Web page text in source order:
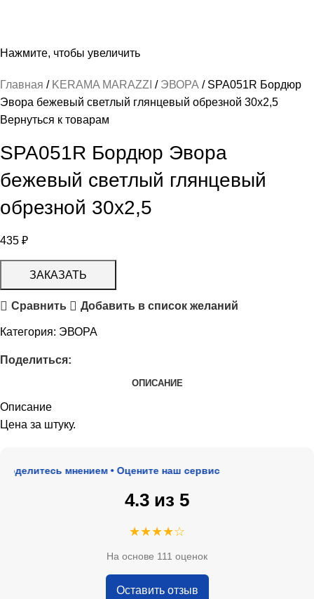
Нажмите, чтобы увеличить
Главная KERAMA MARAZZI ЭВОРА
SPA051R Бордюр
Эвора бежевый светлый глянцевый обрезной 30х2,5
Вернуться к товарам
SPA051R Бордюр Эвора
бежевый светлый глянцевый
обрезной 30х2,5
435 ₽
ЗАКАЗАТЬ
Сравнить Добавить в список желаний
Категория: ЭВОРА
Поделиться:
ОПИСАНИЕ
Описание
Цена за штуку.
мнением • Оцените наш сервис
4.3 из 5
★★★★☆
На основе 111 оценок
Оставить отзыв